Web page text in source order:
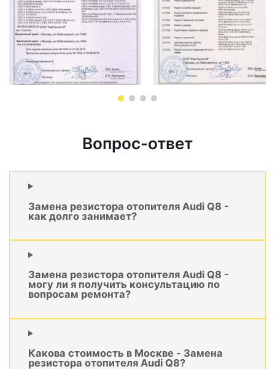
Вопрос-ответ
Замена резистора отопителя Audi Q8 -
как долго занимает?
Замена резистора отопителя Audi Q8 -
могу ли я получить консультацию по
вопросам ремонта?
Какова стоимость в Москве - Замена
резистора отопителя Audi Q8?